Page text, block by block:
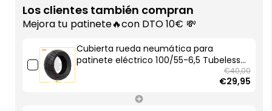
rueda
neumática
para
patinete
eléctrico
100/55-
6,5
rueda
neumática
patinete
eléctrico
Los clientes también compran
Mejora tu patinete🔥con DTO 10€ 💸
Cubierta rueda neumática para
patinete eléctrico 100/55-6,5 Tubeless
€40,00
€29,95